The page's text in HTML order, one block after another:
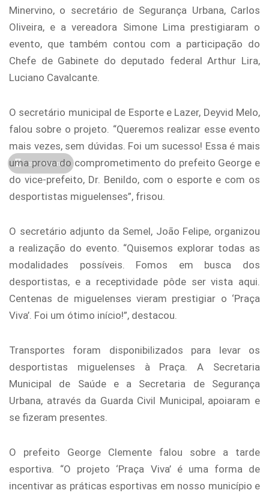
1min restante
Minervino, o secretário de Segurança Urbana, Carlos
Oliveira, e a vereadora Simone Lima prestigiaram o
evento, que também contou com a participação do
Chefe de Gabinete do deputado federal Arthur Lira,
Luciano Cavalcante.
O secretário municipal de Esporte e Lazer, Deyvid Melo,
falou sobre o projeto. “Queremos realizar esse evento
mais vezes, sem dúvidas. Foi um sucesso! Essa é mais
uma prova do comprometimento do prefeito George e
do vice-prefeito, Dr. Benildo, com o esporte e com os
desportistas miguelenses”, frisou.
O secretário adjunto da Semel, João Felipe, organizou
a realização do evento. “Quisemos explorar todas as
modalidades possíveis. Fomos em busca dos
desportistas, e a receptividade pôde ser vista aqui.
Centenas de miguelenses vieram prestigiar o ‘Praça
Viva’. Foi um ótimo início!”, destacou.
Transportes foram disponibilizados para levar os
desportistas miguelenses à Praça. A Secretaria
Municipal de Saúde e a Secretaria de Segurança
Urbana, através da Guarda Civil Municipal, apoiaram e
se fizeram presentes.
O prefeito George Clemente falou sobre a tarde
esportiva. “O projeto ‘Praça Viva’ é uma forma de
incentivar as práticas esportivas em nosso município e